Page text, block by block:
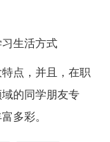
生活方式
点，并且，在职
的同学朋友专
多彩。